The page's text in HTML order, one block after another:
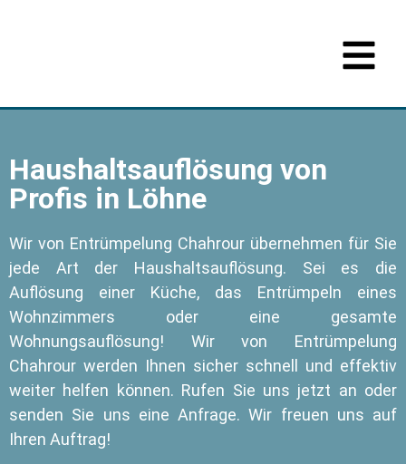
Haushaltsauflösung von
Profis in Löhne
Wir von Entrümpelung Chahrour übernehmen für Sie
jede Art der Haushaltsauflösung. Sei es die
Auflösung einer Küche, das Entrümpeln eines
Wohnzimmers oder eine gesamte
Wohnungsauflösung! Wir von Entrümpelung
Chahrour werden Ihnen sicher schnell und effektiv
weiter helfen können. Rufen Sie uns jetzt an oder
senden Sie uns eine Anfrage. Wir freuen uns auf
Ihren Auftrag!